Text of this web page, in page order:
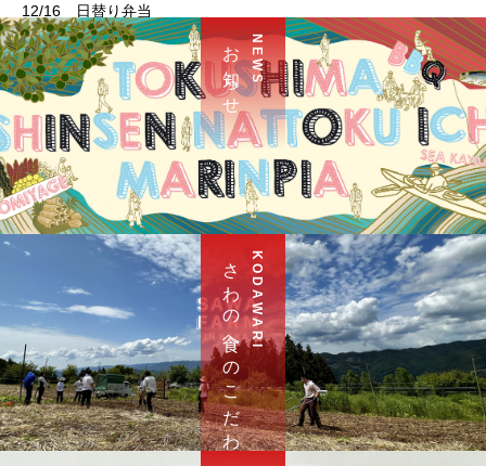
12/16 日替り弁当
N E W S
お 知 ら せ
K O D A W A R I
さ わ の 食 へ の こ だ わ り